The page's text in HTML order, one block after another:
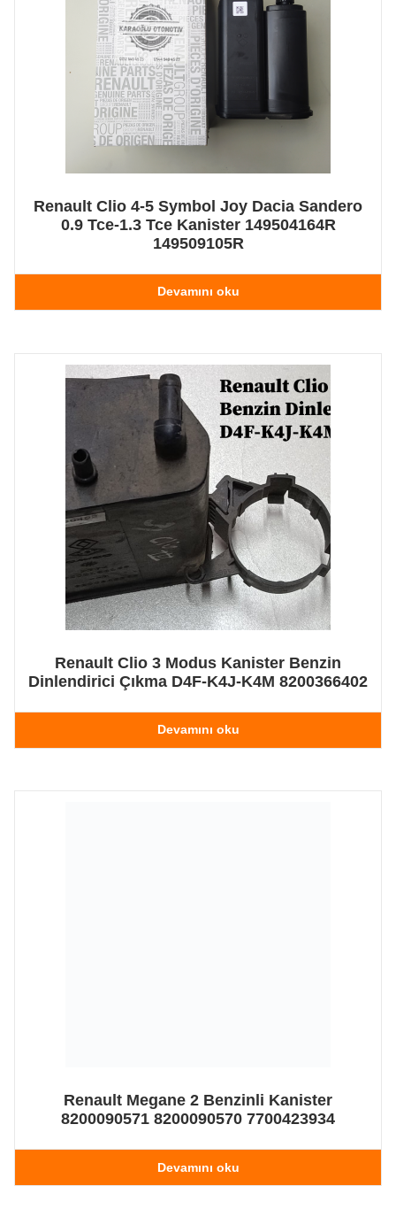
Renault Clio 4-5 Symbol Joy Dacia Sandero
0.9 Tce-1.3 Tce Kanister 149504164R
149509105R
Devamını oku
Renault Clio 3 Modus Kanister Benzin
Dinlendirici Çıkma D4F-K4J-K4M 8200366402
Devamını oku
Renault Megane 2 Benzinli Kanister
8200090571 8200090570 7700423934
Devamını oku